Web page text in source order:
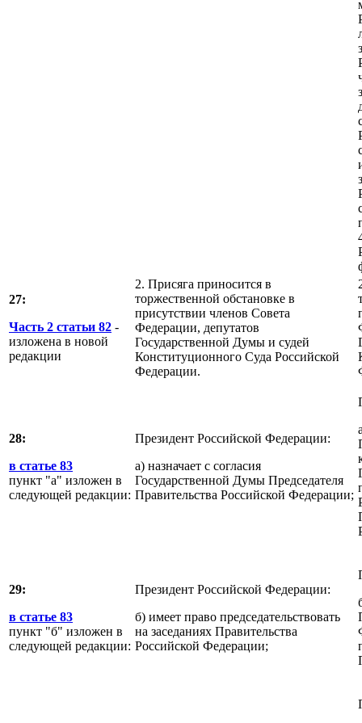
27:
Часть 2 статьи 82 -
изложена в новой
редакции
2. Присяга приносится в
торжественной обстановке в
присутствии членов Совета
Федерации, депутатов
Государственной Думы и судей
Конституционного Суда Российской
Федерации.
28:
в статье 83
пункт "а" изложен в
следующей редакции:
Президент Российской Федерации:
а) назначает с согласия
Государственной Думы Председателя
Правительства Российской Федерации;
29:
в статье 83
пункт "б" изложен в
следующей редакции:
Президент Российской Федерации:
б) имеет право председательствовать
на заседаниях Правительства
Российской Федерации;